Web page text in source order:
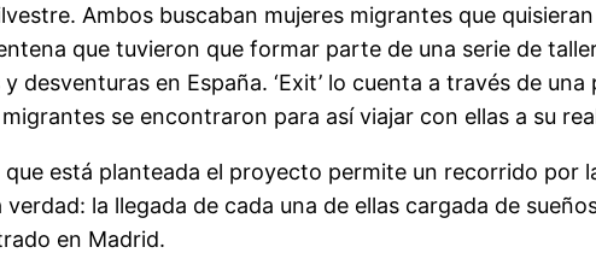
Ambos buscaban mujeres migrantes que
que tuvieron que formar parte de una serie de
desventuras en España. ‘Exit’ lo cuenta a través de
se encontraron para así viajar con ellas a su
está planteada el proyecto permite un recorrido por
la llegada de cada una de ellas cargada de
en Madrid.